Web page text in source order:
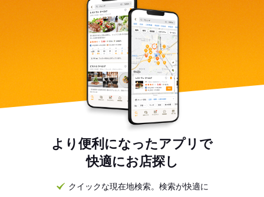
より便利になったアプリで
快適にお店探し
クイックな現在地検索。検索が快適に